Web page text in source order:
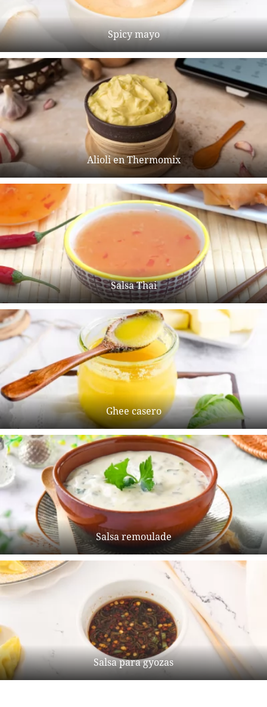
Spicy mayo
Alioli en Thermomix
Salsa Thai
Ghee casero
Salsa remoulade
Salsa para gyozas